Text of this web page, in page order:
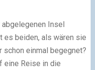
Insel
es beiden, als wären sie
schon einmal begegnet?
eine Reise in die